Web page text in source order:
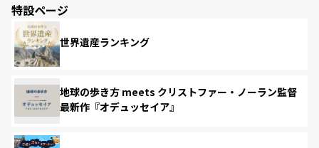
特設ページ
世界遺産ランキング
地球の歩き方 meets クリストファー・ノーラン監督
最新作『オデュッセイア』